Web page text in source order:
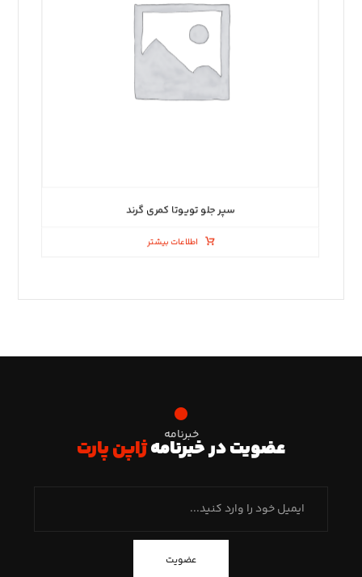
سپر جلو تویوتا کمری گرند
اطلاعات بیشتر
خبرنامه
عضویت در خبرنامهژاپن پارت
عضویت